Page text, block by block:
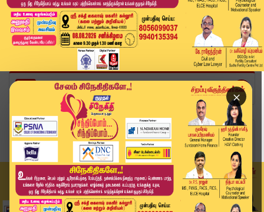
×
Home
வீடியோ ஸ்டோரி
கடன் அதிகரிக்க முக்கிய 4 காரணங்கள் என்ன..? | Wh...